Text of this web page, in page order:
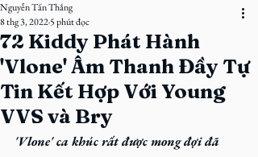
72 Kiddy Phát Hành
'Vlone' Âm Thanh Đầy Tự
Tin Kết Hợp Với Young
VVS và Bry
Nguyễn Tấn Thắng
8 thg 3, 20225 phút đọc
'Vlone' ca khúc rất được mong đợi đã